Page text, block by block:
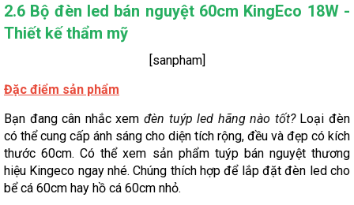
2.6 Bộ đèn led bán nguyệt 60cm KingEco 18W -
Thiết kế thẩm mỹ
[sanpham]
Đặc điểm sản phẩm
Bạn đang cân nhắc xem đèn tuýp led hãng nào tốt?Loại đèn
có thể cung cấp ánh sáng cho diện tích rộng, đều và đẹp có kích
thước 60cm. Có thể xem sản phẩm tuýp bán nguyệt thương
hiệu Kingeco ngay nhé. Chúng thích hợp để lắp đặt đèn led cho
bể cá 60cm hay hồ cá 60cm nhỏ.